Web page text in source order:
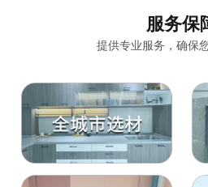
服务保
提供专业服务，确保